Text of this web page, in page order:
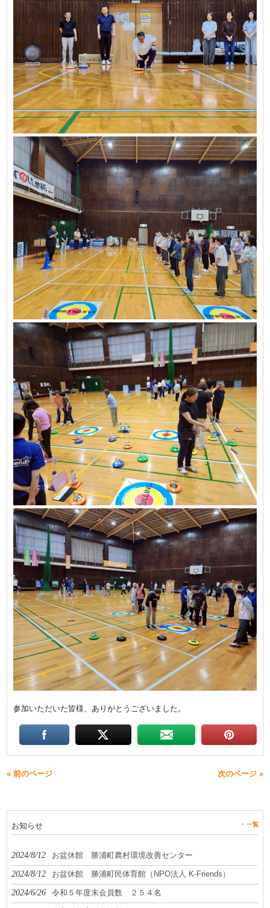
参加いただいた皆様、ありがとうございました。
« 前のページ 次のページ »
お知らせ 一覧
2024/8/12 お盆休館 勝浦町農村環境改善センター
2024/8/12 お盆休館 勝浦町民体育館（NPO法人 K-Friends）
2024/6/26 令和５年度末会員数 ２５４名